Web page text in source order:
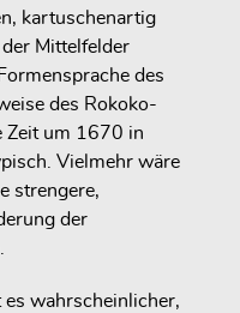
kartuschenartig
Mittelfelder
des
des Rokoko-
Zeit um 1670 in
Vielmehr wäre
strengere,
der
wahrscheinlicher,